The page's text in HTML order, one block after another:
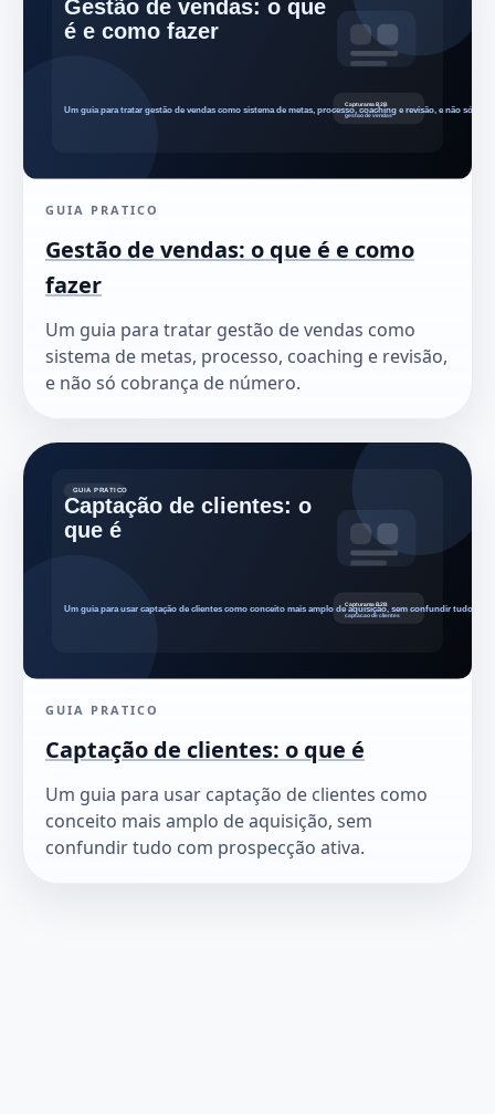
GUIA PRATICO
Gestão de vendas: o que é e como
fazer
Um guia para tratar gestão de vendas como
sistema de metas, processo, coaching e revisão,
e não só cobrança de número.
GUIA PRATICO
Captação de clientes: o que é
Um guia para usar captação de clientes como
conceito mais amplo de aquisição, sem
confundir tudo com prospecção ativa.